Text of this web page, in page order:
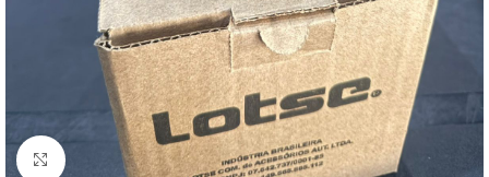
Clique para ampliar